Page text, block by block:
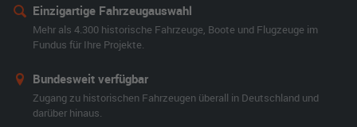
Einzigartige Fahrzeugauswahl
Mehr als 4.300 historische Fahrzeuge, Boote und Flugzeuge im
Fundus für Ihre Projekte.
Bundesweit verfügbar
Zugang zu historischen Fahrzeugen überall in Deutschland und
darüber hinaus.